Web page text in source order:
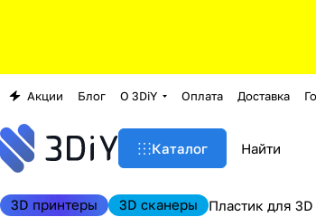
Акции Блог О 3DiY Оплата Доставка
Каталог
3D принтеры 3D сканеры Пластик для